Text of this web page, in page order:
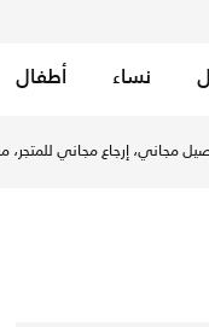
نساء أطفال
مجاني، إرجاع مجاني